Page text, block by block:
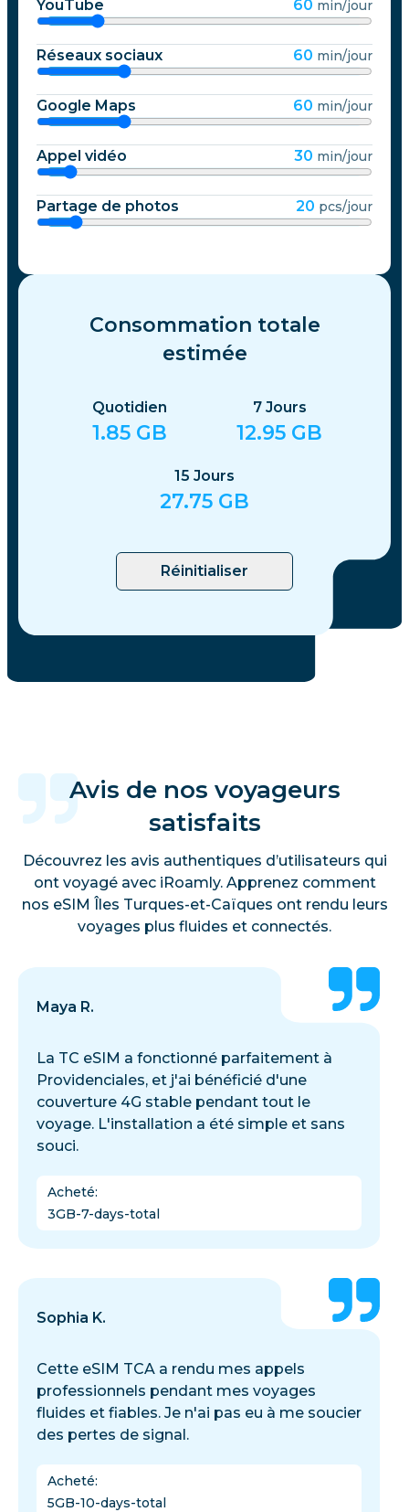
YouTube 60 min/jour
Réseaux sociaux 60 min/jour
Google Maps 60 min/jour
Appel vidéo 30 min/jour
Partage de photos 20 pcs/jour
Consommation totale
estimée
Quotidien
1.85 GB
7 Jours
12.95 GB
15 Jours
27.75 GB
Réinitialiser
Avis de nos voyageurs
satisfaits
Découvrez les avis authentiques d’utilisateurs qui
ont voyagé avec iRoamly. Apprenez comment
nos eSIM Îles Turques-et-Caïques ont rendu leurs
voyages plus fluides et connectés.
Maya R.
La TC eSIM a fonctionné parfaitement à
Providenciales, et j'ai bénéficié d'une
couverture 4G stable pendant tout le
voyage. L'installation a été simple et sans
souci.
Acheté:
3GB-7-days-total
Sophia K.
Cette eSIM TCA a rendu mes appels
professionnels pendant mes voyages
fluides et fiables. Je n'ai pas eu à me soucier
des pertes de signal.
Acheté:
5GB-10-days-total